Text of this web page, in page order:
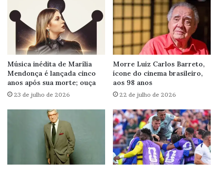
Música inédita de Marília
Mendonça é lançada cinco
anos após sua morte; ouça
23 de julho de 2026
Morre Luiz Carlos Barreto,
ícone do cinema brasileiro,
aos 98 anos
22 de julho de 2026